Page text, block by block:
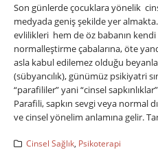
Son günlerde çocuklara yönelik
medyada geniş şekilde yer
evlilikleri hem de öz babanın
normalleştirme çabalarına, öte
asla kabul edilemez olduğu
(sübyancılık), günümüz psikiyatri
“parafililer” yani “cinsel
Parafili, sapkın sevgi veya normal
ve cinsel yönelim anlamına gelir.
Cinsel Sağlık, Psikoterapi